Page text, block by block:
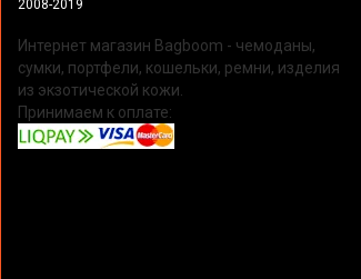
2008-2019
Интернет магазин Bagboom - чемоданы,
сумки, портфели, кошельки, ремни, изделия
из экзотической кожи.
Принимаем к оплате: